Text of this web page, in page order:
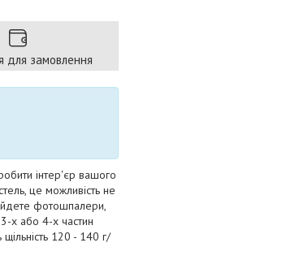
для замовлення
інтер'єр вашого
це можливість не
фотошпалери,
3-х або 4-х частин
120 - 140 г/